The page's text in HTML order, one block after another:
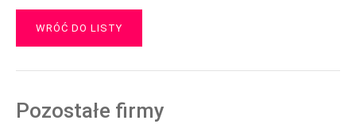
WRÓĆ DO LISTY
Pozostałe firmy